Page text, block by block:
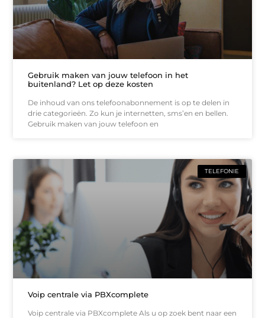
Gebruik maken van jouw telefoon in het
buitenland? Let op deze kosten
De inhoud van ons telefoonabonnement is op te delen in
drie categorieën. Zo kun je internetten, sms’en en bellen.
Gebruik maken van jouw telefoon en
TELEFONIE
Voip centrale via PBXcomplete
Voip centrale via PBXcomplete Als u op zoek bent naar een